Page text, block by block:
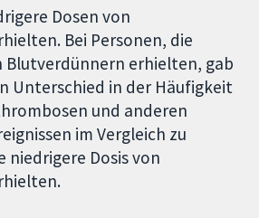
Dosen von
Bei Personen, die
Blutverdünnern erhielten, gab
Unterschied in der Häufigkeit
und anderen
im Vergleich zu
niedrigere Dosis von